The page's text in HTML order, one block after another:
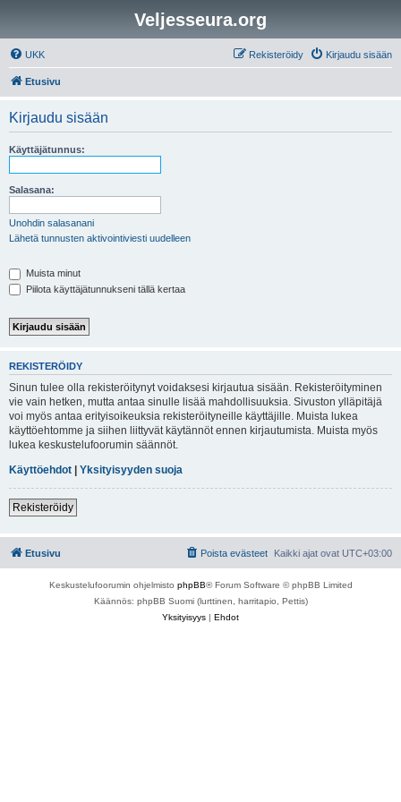
Veljesseura.org
UKK Kirjaudu sisään
Rekisteröidy
Etusivu
Kirjaudu sisään
Käyttäjätunnus:
Salasana:
Unohdin salasanani
Lähetä tunnusten aktivointiviesti uudelleen
Muista minut
Piilota käyttäjätunnukseni tällä kertaa
REKISTERÖIDY
Sinun tulee olla rekisteröitynyt voidaksesi kirjautua sisään. Rekisteröityminen
vie vain hetken, mutta antaa sinulle lisää mahdollisuuksia. Sivuston ylläpitäjä
voi myös antaa erityisoikeuksia rekisteröityneille käyttäjille. Muista lukea
käyttöehtomme ja siihen liittyvät käytännöt ennen kirjautumista. Muista myös
lukea keskustelufoorumin säännöt.
Käyttöehdot | Yksityisyyden suoja
Rekisteröidy
Etusivu Kaikki ajat ovat UTC+03:00
Poista evästeet
Keskustelufoorumin ohjelmisto phpBB® Forum Software © phpBB Limited
Käännös: phpBB Suomi (lurttinen, harritapio, Pettis)
Yksityisyys | Ehdot